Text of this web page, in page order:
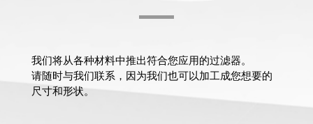
我们将从各种材料中推出符合您应用的过滤器。
请随时与我们联系，因为我们也可以加工成您想要的
尺寸和形状。